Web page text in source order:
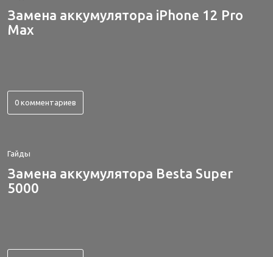
Замена аккумулятора iPhone 12 Pro
Max
0 комментариев
Гайды
Замена аккумулятора Besta Super
5000